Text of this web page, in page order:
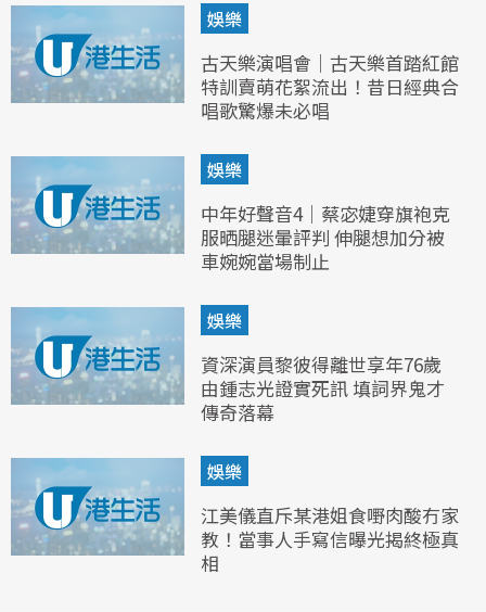
娛樂
古天樂演唱會｜古天樂首踏紅館
特訓賣萌花絮流出！昔日經典合
唱歌驚爆未必唱
娛樂
中年好聲音4｜蔡宓婕穿旗袍克
服晒腿迷暈評判 伸腿想加分被
車婉婉當場制止
娛樂
資深演員黎彼得離世享年76歲
由鍾志光證實死訊 填詞界鬼才
傳奇落幕
娛樂
江美儀直斥某港姐食嘢肉酸冇家
教！當事人手寫信曝光揭終極真
相